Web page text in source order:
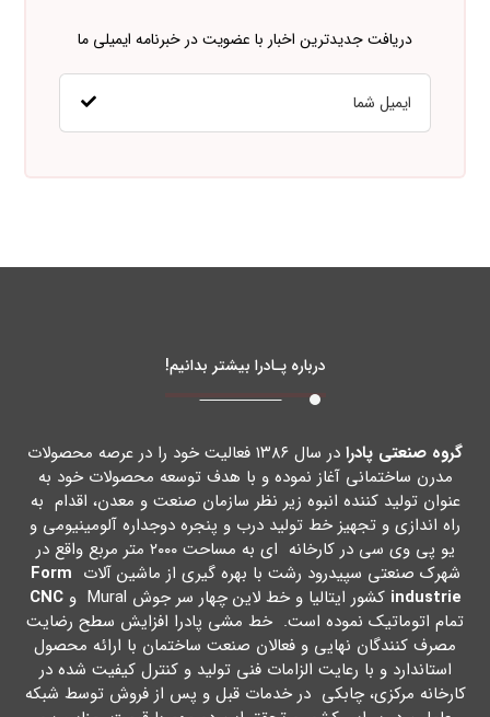
دریافت جدیدترین اخبار با عضویت در خبرنامه ایمیلی ما
درباره پـادرا بیشتر بدانیم!
گروه صنعتی پادرا
در سال ۱۳۸۶ فعالیت خود را در عرصه محصولات
مدرن ساختمانی آغاز نموده و با هدف توسعه محصولات خود به
عنوان تولید کننده انبوه زیر نظر سازمان صنعت و معدن، اقدام به
راه اندازي و تجهیز خط تولید درب و پنجره دوجداره آلومینیومی و
یو پی وي سی در کارخانه اي به مساحت ۲۰۰۰ متر مربع واقع در
شهرك صنعتی سپیدرود رشت با بهره گیري از ماشین آلات Form
industrie کشور ایتالیا و خط لاین چهار سر جوش Mural و
CNC
تمام اتوماتیک نموده است. خط مشی پادرا افزایش سطح رضایت
مصرف کنندگان نهایی و فعالان صنعت ساختمان با ارائه محصول
استاندارد و با رعایت الزامات فنی تولید و کنترل کیفیت شده در
کارخانه مرکزي، چابکی در خدمات قبل و پس از فروش توسط شبکه